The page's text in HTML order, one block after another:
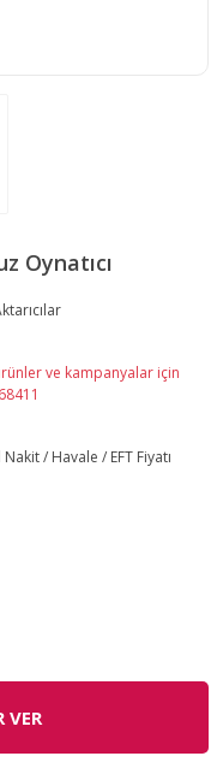
Oynatıcı
ve kampanyalar için
/ Havale / EFT Fiyatı
VER